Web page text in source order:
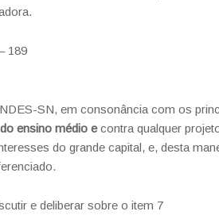
189
SN, em consonância com os
ensino médio econtra qualquer
do grande capital, e, desta
e deliberar sobre o item 7